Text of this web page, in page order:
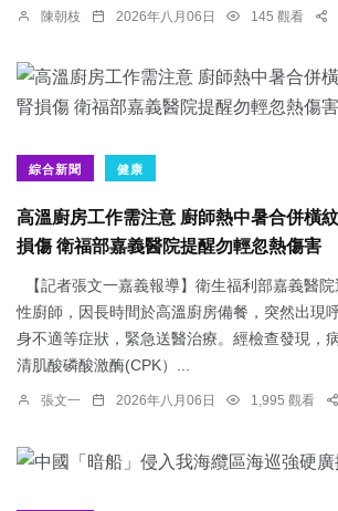
陳朝枝 2026年八月06日 145 觀看
綜合新聞 健康
高溫廚房工作需注意 廚師熱中暑合併橫
損傷 衛福部嘉義醫院提醒勿輕忽熱傷害
【記者張文一嘉義報導】衛生福利部嘉義醫
性廚師，因長時間於高溫廚房備餐，突然出現
身不適等症狀，緊急送醫治療。經檢查發現，
清肌酸磷酸激酶(CPK）...
張文一 2026年八月06日 1,995 觀看